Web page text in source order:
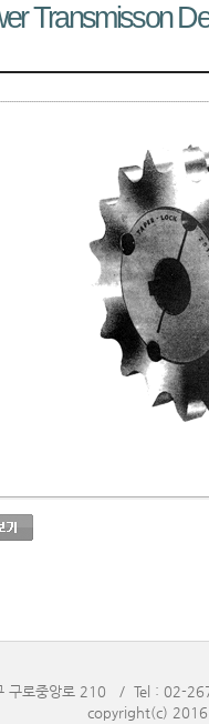
Transmisson
구 구로중앙로 210 / Tel :
copyright(c) 2016